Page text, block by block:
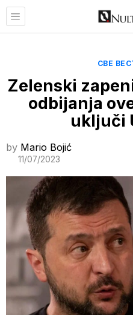
СВЕ
Zelenski
odbijanja
uključi
by Mario Bojić
11/07/2023